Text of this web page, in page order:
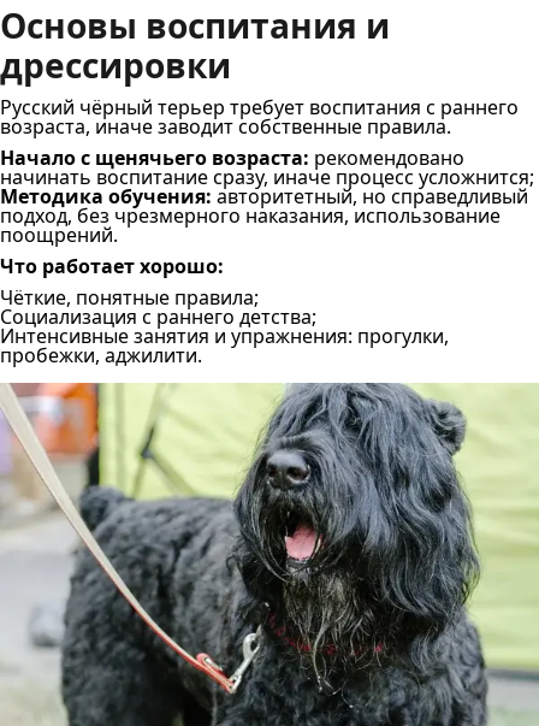
Основы воспитания и
дрессировки
Русский чёрный терьер требует воспитания с раннего
возраста, иначе заводит собственные правила.
Начало с щенячьего возраста: рекомендовано
начинать воспитание сразу, иначе процесс усложнится;
Методика обучения: авторитетный, но справедливый
подход, без чрезмерного наказания, использование
поощрений.
Что работает хорошо:
Чёткие, понятные правила;
Социализация с раннего детства;
Интенсивные занятия и упражнения: прогулки,
пробежки, аджилити.